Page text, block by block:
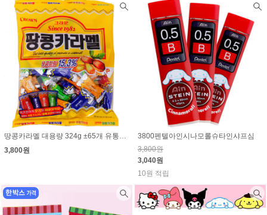
땅콩카라멜 대용량 324g ±65개 유통기한 임박할인(9월11일)
3,800원
3800펜텔아인시나모롤슈타인샤프심
3,800원
3,040원
10원 적립